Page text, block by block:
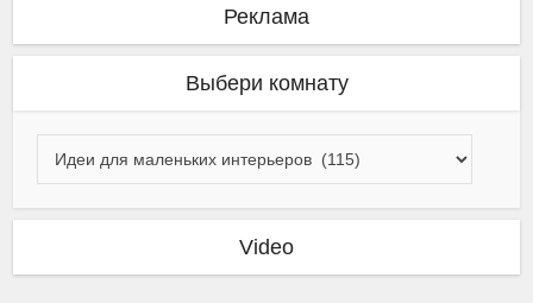
Реклама
Выбери комнату
Video